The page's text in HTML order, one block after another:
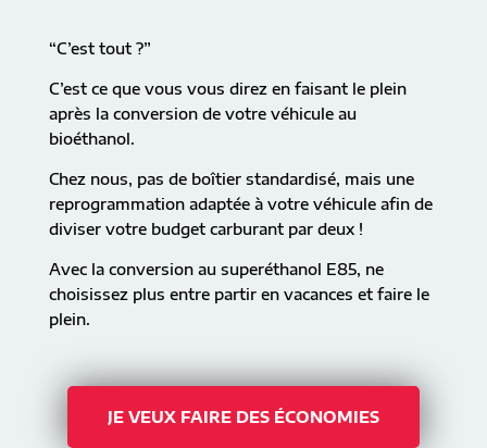
“C’est tout ?”
C’est ce que vous vous direz en faisant le plein
après la conversion de votre véhicule au
bioéthanol.
Chez nous, pas de boîtier standardisé, mais une
reprogrammation adaptée à votre véhicule afin de
diviser votre budget carburant par deux !
Avec la conversion au superéthanol E85, ne
choisissez plus entre partir en vacances et faire le
plein.
JE VEUX FAIRE DES ÉCONOMIES